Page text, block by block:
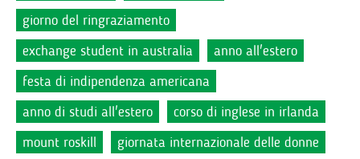
giorno del ringraziamento
exchange student in australia
anno all'estero
festa di indipendenza americana
anno di studi all'estero
corso di inglese in irlanda
mount roskill
giornata internazionale delle donne